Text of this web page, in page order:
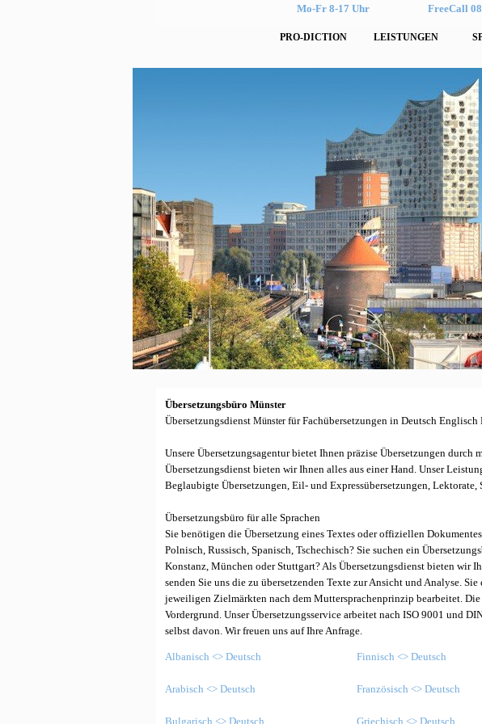
PRO-DICTION LEISTUNGEN
Mo-Fr 8-17 Uhr FreeCall
ÜbersetzungsbüroMünster
ÜbersetzungsdienstMünsterfür Fachübersetzungen in Deutsch
Unsere Übersetzungsagentur bietet Ihnen präzise Übersetzungen
Übersetzungsdienst bieten wir Ihnen alles aus einer Hand. Unser
Beglaubigte Übersetzungen, Eil- und Expressübersetzungen,
Übersetzungsbüro für alle Sprachen
Sie benötigen die Übersetzung eines Textes oder offiziellen
Polnisch, Russisch, Spanisch, Tschechisch? Sie suchen ein
Konstanz, München oder Stuttgart? Als Übersetzungsdienst bieten wir
senden Sie uns die zu übersetzenden Texte zur Ansicht und Analyse.
jeweiligen Zielmärkten nach dem Muttersprachenprinzip bearbeitet.
Vordergrund. Unser Übersetzungsservice arbeitet nach ISO 9001 und
selbst davon. Wir freuen uns auf Ihre Anfrage.
Albanisch <> Deutsch
Arabisch <> Deutsch
Bulgarisch <> Deutsch
Finnisch <> Deutsch
Französisch <> Deutsch
Griechisch <> Deutsch